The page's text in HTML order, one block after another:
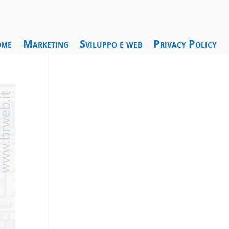
Marketing Sviluppo e web Privacy Policy